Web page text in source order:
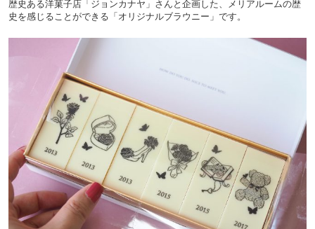
歴史ある洋菓子店「ジョンカナヤ」さんと企画した、メリアルームの歴
史を感じることができる「オリジナルブラウニー」です。